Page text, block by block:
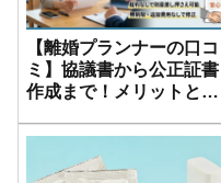
【離婚プランナーの口コ
ミ】協議書から公正証書
作成まで！メリットと評